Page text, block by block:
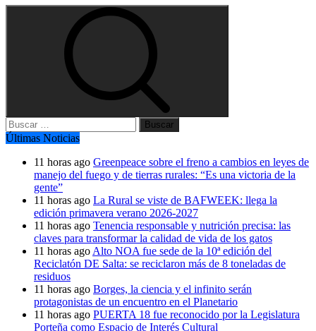
Buscar:
Últimas Noticias
11 horas ago Greenpeace sobre el freno a cambios en leyes de
manejo del fuego y de tierras rurales: “Es una victoria de la
gente”
11 horas ago La Rural se viste de BAFWEEK: llega la
edición primavera verano 2026-2027
11 horas ago Tenencia responsable y nutrición precisa: las
claves para transformar la calidad de vida de los gatos
11 horas ago Alto NOA fue sede de la 10ª edición del
Reciclatón DE Salta: se reciclaron más de 8 toneladas de
residuos
11 horas ago Borges, la ciencia y el infinito serán
protagonistas de un encuentro en el Planetario
11 horas ago PUERTA 18 fue reconocido por la Legislatura
Porteña como Espacio de Interés Cultural